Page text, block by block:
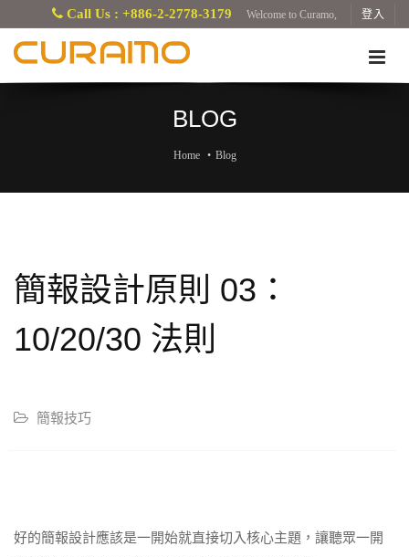
Call Us : +886-2-2778-3179 Welcome to Curamo, 登入
BLOG
Home Blog
簡報設計原則 03：
10/20/30 法則
簡報技巧
好的簡報設計應該是一開始就直接切入核心主題，讓聽眾一開